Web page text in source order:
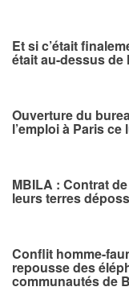
Et si c’était
était au-dessus de
Ouverture du
l’emploi à Paris
MBILA : Contrat
leurs terres
Conflit homme-
repousse des
communautés de